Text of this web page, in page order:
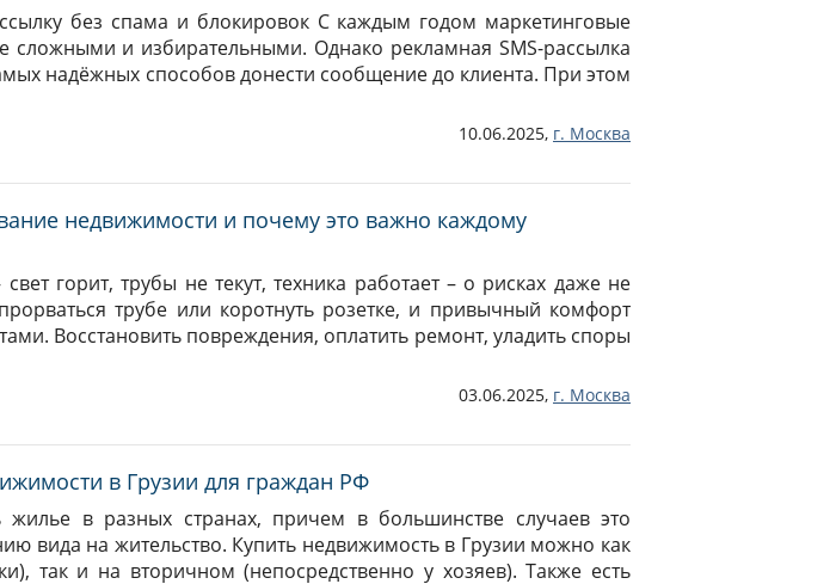
без спама и блокировок С каждым годом маркетинговые
сложными и избирательными. Однако рекламная SMS-рассылка
надёжных способов донести сообщение до клиента. При этом
10.06.2025, г. Москва
недвижимости и почему это важно каждому
горит, трубы не текут, техника работает – о рисках даже не
трубе или коротнуть розетке, и привычный комфорт
Восстановить повреждения, оплатить ремонт, уладить споры
03.06.2025, г. Москва
в Грузии для граждан РФ
в разных странах, причем в большинстве случаев это
вида на жительство. Купить недвижимость в Грузии можно как
так и на вторичном (непосредственно у хозяев). Также есть